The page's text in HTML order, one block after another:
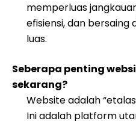
memperluas
efisiensi, dan bersaing
luas.
Seberapa penting
sekarang?
Website adalah
Ini adalah platform